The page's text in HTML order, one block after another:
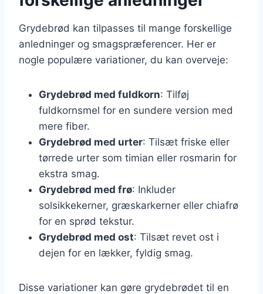
Grydebrød kan tilpasses til mange forskellige
anledninger og smagspræferencer. Her er
nogle populære variationer, du kan overveje:
Grydebrød med fuldkorn: Tilføj
fuldkornsmel for en sundere version med
mere fiber.
Grydebrød med urter: Tilsæt friske eller
tørrede urter som timian eller rosmarin for
ekstra smag.
Grydebrød med frø: Inkluder
solsikkekerner, græskarkerner eller chiafrø
for en sprød tekstur.
Grydebrød med ost: Tilsæt revet ost i
dejen for en lækker, fyldig smag.
Disse variationer kan gøre grydebrødet til en